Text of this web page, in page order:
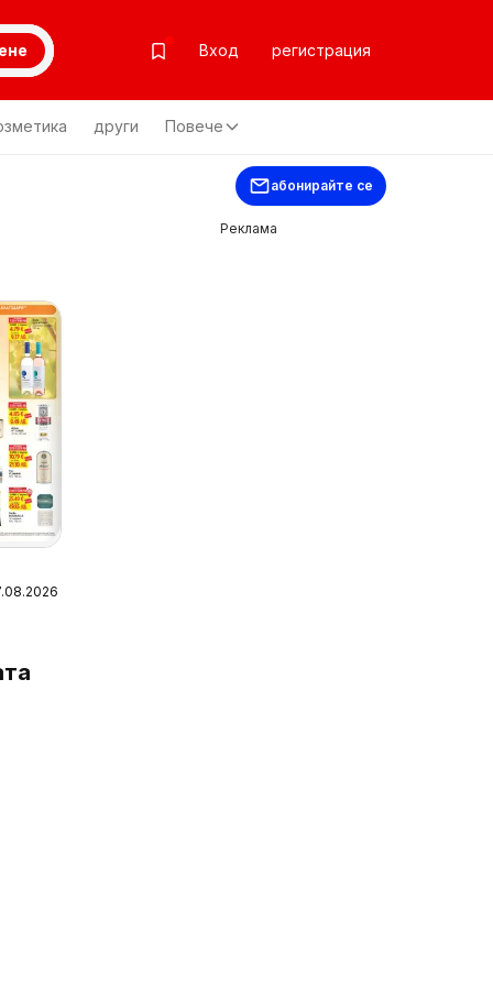
Вход регистрация
други Повече
абонирайте се
Реклама